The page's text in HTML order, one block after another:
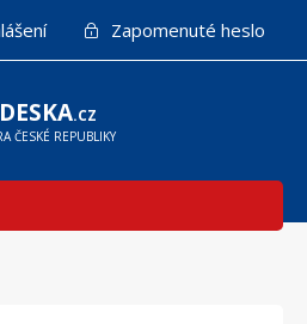
Zapomenuté heslo
.CZ
ČESKÉ REPUBLIKY